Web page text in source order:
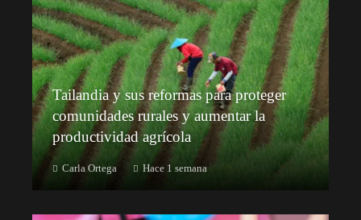
Tailandia y sus reformas para proteger
comunidades rurales y aumentar la
productividad agrícola
Carla Ortega Hace 1 semana